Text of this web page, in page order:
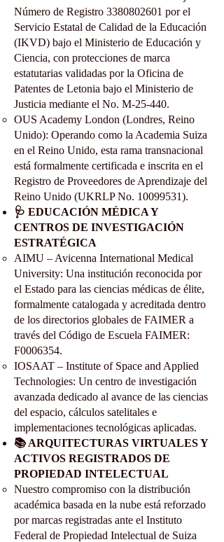
Número de Registro 3380802601 por el
Servicio Estatal de Calidad de la Educación
(IKVD) bajo el Ministerio de Educación y
Ciencia, con protecciones de marca
estatutarias validadas por la Oficina de
Patentes de Letonia bajo el Ministerio de
Justicia mediante el No. M-25-440.
OUS Academy London (Londres, Reino
Unido): Operando como la Academia Suiza
en el Reino Unido, esta rama transnacional
está formalmente certificada e inscrita en el
Registro de Proveedores de Aprendizaje del
Reino Unido (UKRLP No. 10099531).
🩺 EDUCACIÓN MÉDICA Y
CENTROS DE INVESTIGACIÓN
ESTRATÉGICA
AIMU – Avicenna International Medical
University: Una institución reconocida por
el Estado para las ciencias médicas de élite,
formalmente catalogada y acreditada dentro
de los directorios globales de FAIMER a
través del Código de Escuela FAIMER:
F0006354.
IOSAAT – Institute of Space and Applied
Technologies: Un centro de investigación
avanzada dedicado al avance de las ciencias
del espacio, cálculos satelitales e
implementaciones tecnológicas aplicadas.
📚 ARQUITECTURAS VIRTUALES Y
ACTIVOS REGISTRADOS DE
PROPIEDAD INTELECTUAL
Nuestro compromiso con la distribución
académica basada en la nube está reforzado
por marcas registradas ante el Instituto
Federal de Propiedad Intelectual de Suiza